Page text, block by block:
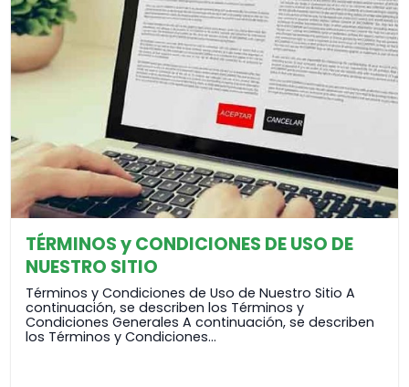
TÉRMINOS y CONDICIONES DE USO DE
NUESTRO SITIO
Términos y Condiciones de Uso de Nuestro Sitio A
continuación, se describen los Términos y
Condiciones Generales A continuación, se describen
los Términos y Condiciones…